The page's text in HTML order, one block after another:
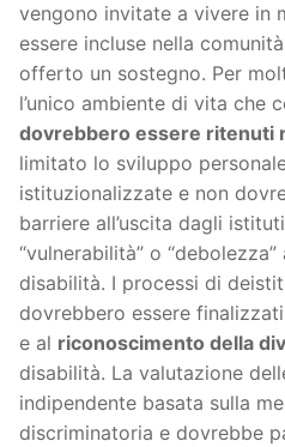
vengono invitate a vivere in
essere incluse nella
offerto un sostegno. Per
l’unico ambiente di vita che
dovrebbero essere ritenuti
limitato lo sviluppo
istituzionalizzate e non
barriere all’uscita dagli
“vulnerabilità” o
disabilità. I processi di
dovrebbero essere
e al riconoscimento della
disabilità. La valutazione
indipendente basata sulla
discriminatoria e dovrebbe